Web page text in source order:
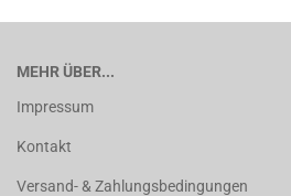
MEHR ÜBER...
Impressum
Kontakt
Versand- & Zahlungsbedingungen